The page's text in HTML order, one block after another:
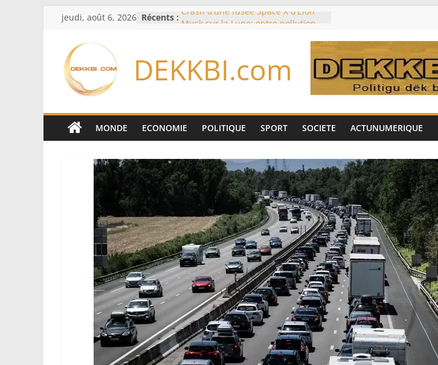
Passer
contenu
jeudi, août 6, 2026 Récents : Crash d’une fusée Space X d’Elon
Équipe nationale : Souleymane
Diallo devrait assurer l’intérim des
bancs africains : Sept
sélectionneurs sur 10 déjà partis
Sécheresse: Faut-il stocker l’eau?
75 côté espagnol, 11 côté marocain
DEKKBI.com
MONDE ECONOMIE POLITIQUE SPORT SOCIETE ACTUNUMERIQUE